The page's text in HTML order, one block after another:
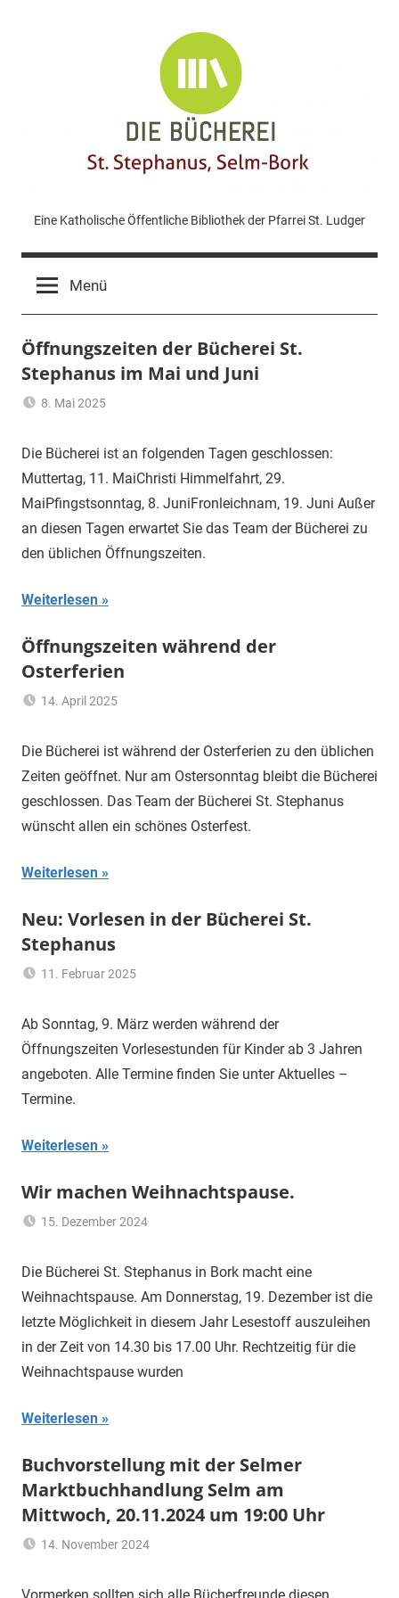
KÖB
St.
Stephanus
Bork
Eine Katholische Öffentliche Bibliothek der Pfarrei St. Ludger
Menü
Öffnungszeiten der Bücherei St.
Stephanus im Mai und Juni
8. Mai 2025
Sommer
Die Bücherei ist an folgenden Tagen geschlossen:
Muttertag, 11. MaiChristi Himmelfahrt, 29.
MaiPfingstsonntag, 8. JuniFronleichnam, 19. Juni Außer
an diesen Tagen erwartet Sie das Team der Bücherei zu
den üblichen Öffnungszeiten.
Weiterlesen
Öffnungszeiten während der
Osterferien
14. April 2025
Sommer
Die Bücherei ist während der Osterferien zu den üblichen
Zeiten geöffnet. Nur am Ostersonntag bleibt die Bücherei
geschlossen. Das Team der Bücherei St. Stephanus
wünscht allen ein schönes Osterfest.
Weiterlesen
Neu: Vorlesen in der Bücherei St.
Stephanus
11. Februar 2025
Sommer
Ab Sonntag, 9. März werden während der
Öffnungszeiten Vorlesestunden für Kinder ab 3 Jahren
angeboten. Alle Termine finden Sie unter Aktuelles –
Termine.
Weiterlesen
Wir machen Weihnachtspause.
15. Dezember 2024
Sommer
Die Bücherei St. Stephanus in Bork macht eine
Weihnachtspause. Am Donnerstag, 19. Dezember ist die
letzte Möglichkeit in diesem Jahr Lesestoff auszuleihen
in der Zeit von 14.30 bis 17.00 Uhr. Rechtzeitig für die
Weihnachtspause wurden
Weiterlesen
Buchvorstellung mit der Selmer
Marktbuchhandlung Selm am
Mittwoch, 20.11.2024 um 19:00 Uhr
14. November 2024
Sommer
Vormerken sollten sich alle Bücherfreunde diesen